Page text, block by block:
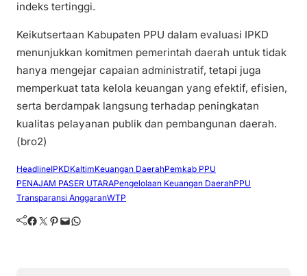
indeks tertinggi.
Keikutsertaan Kabupaten PPU dalam evaluasi IPKD
menunjukkan komitmen pemerintah daerah untuk tidak
hanya mengejar capaian administratif, tetapi juga
memperkuat tata kelola keuangan yang efektif, efisien,
serta berdampak langsung terhadap peningkatan
kualitas pelayanan publik dan pembangunan daerah.
(bro2)
HeadlineIPKDKaltimKeuangan DaerahPemkab PPU
PENAJAM PASER UTARAPengelolaan Keuangan DaerahPPU
Transparansi AnggaranWTP
Facebook Twitter Pinterest Mail WhatsApp